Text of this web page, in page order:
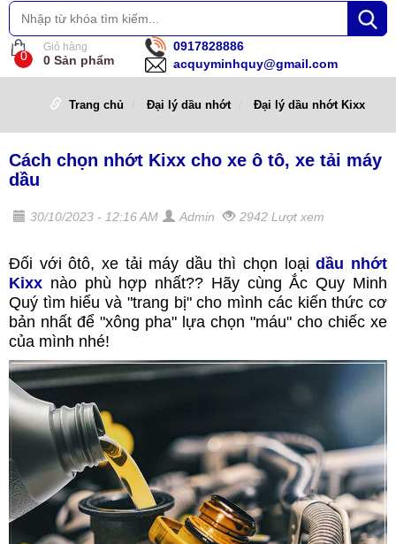
0
Giỏ hàng
0 Sản phẩm
0917828886
acquyminhquy@gmail.com
Trang chủ Đại lý dầu nhớt Đại lý dầu nhớt Kixx
Cách chọn nhớt Kixx cho xe ô tô, xe tải máy
dầu
30/10/2023 - 12:16 AM Admin 2942 Lượt xem
Đối với ôtô, xe tải máy dầu thì chọn loạidầu nhớt
Kixx nào phù hợp nhất?? Hãy cùng Ắc Quy Minh
Quý tìm hiểu và "trang bị" cho mình các kiến thức cơ
bản nhất để "xông pha" lựa chọn "máu" cho chiếc xe
của mình nhé!